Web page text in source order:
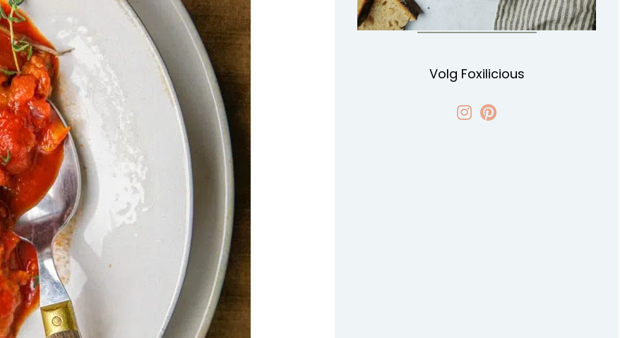
Volg Foxilicious